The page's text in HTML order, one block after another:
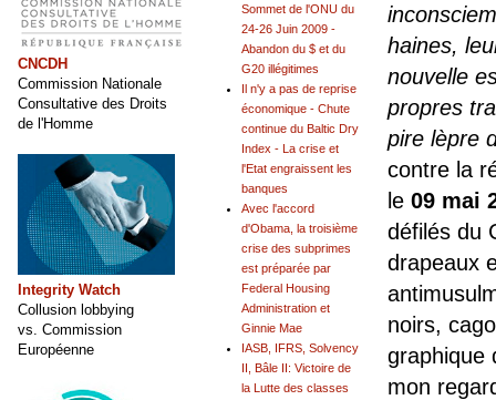
haines,
nouvelle
propres
pire lèpre
contre la
le 09 mai
défilés du
drapeaux
noirs,
graphique
mon
Sommet de l'ONU du
24-26 Juin 2009 -
Abandon du $ et du
G20 illégitimes
Il n'y a pas de reprise
économique - Chute
continue du Baltic Dry
Index - La crise et
l'Etat engraissent les
banques
Avec l'accord
d'Obama, la troisième
crise des subprimes
est préparée par
Federal Housing
Administration et
Ginnie Mae
IASB, IFRS, Solvency
II, Bâle II: Victoire de
la Lutte des classes
CNCDH
Commission Nationale
Consultative des Droits
de l'Homme
Integrity Watch
Collusion lobbying
vs. Commission
Européenne